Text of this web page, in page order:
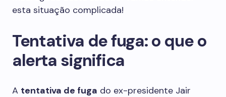
esta situação complicada!
Tentativa de fuga: o que o
alerta significa
A tentativa de fuga do ex-presidente Jair